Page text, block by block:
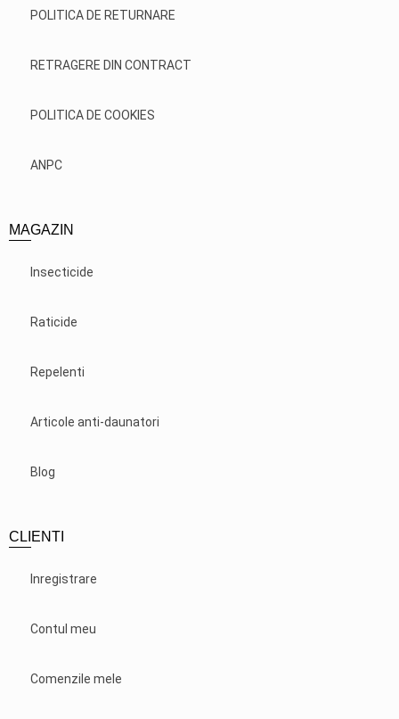
POLITICA DE RETURNARE
RETRAGERE DIN CONTRACT
POLITICA DE COOKIES
ANPC
MAGAZIN
Insecticide
Raticide
Repelenti
Articole anti-daunatori
Blog
CLIENTI
Inregistrare
Contul meu
Comenzile mele